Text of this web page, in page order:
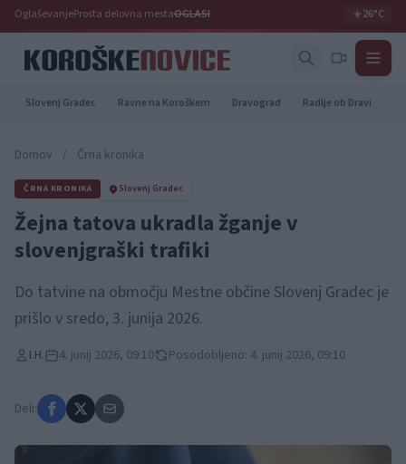
OglaševanjeProsta delovna mestaOGLASI ☀️26°C
Slovenj Gradec Ravne na Koroškem Dravograd Radlje ob Dravi
Domov / Črna kronika
ČRNA KRONIKA Slovenj Gradec
Žejna tatova ukradla žganje v
slovenjgraški trafiki
Do tatvine na območju Mestne občine Slovenj Gradec je
prišlo v sredo, 3. junija 2026.
I.H. 4. junij 2026, 09:10 Posodobljeno: 4. junij 2026, 09:10
Deli: